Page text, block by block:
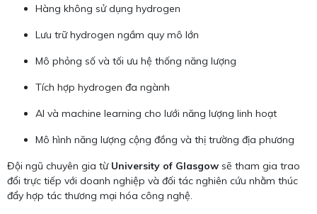
Hàng không sử dụng hydrogen
Lưu trữ hydrogen ngầm quy mô lớn
Mô phỏng số và tối ưu hệ thống năng lượng
Tích hợp hydrogen đa ngành
AI và machine learning cho lưới năng lượng linh hoạt
Mô hình năng lượng cộng đồng và thị trường địa phương
Đội ngũ chuyên gia từ University of Glasgow sẽ tham gia trao
đổi trực tiếp với doanh nghiệp và đối tác nghiên cứu nhằm thúc
đẩy hợp tác thương mại hóa công nghệ.